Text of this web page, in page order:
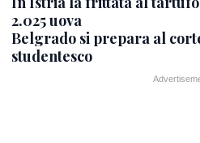
2.025 uova
Belgrado si prepara al
studentesco